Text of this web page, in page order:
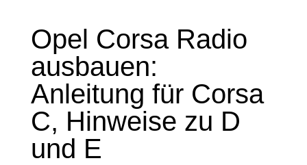
Opel Corsa Radio
ausbauen:
Anleitung für Corsa
C, Hinweise zu D
und E